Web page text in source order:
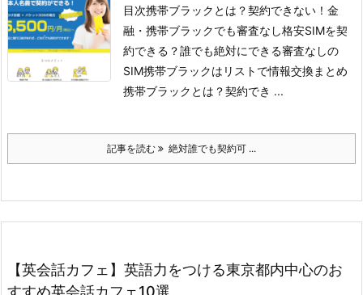
目次携帯ブラックとは？契約できない！ 金
融・携帯ブラックでも審査なし格安SIMを契
約できる？誰でも絶対にできる審査なしの
SIM携帯ブラックはリストで情報交換まとめ
携帯ブラックとは？契約でき ...
記事を読む 絶対誰でも契約可 ...
【英会話カフェ】英語力をつける東京都内中心のお
すすめ英会話カフェ10選